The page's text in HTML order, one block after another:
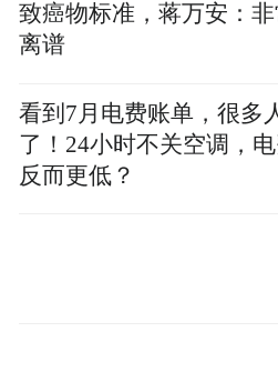
午餐后，国际友人走进
环抱、宫观错落间了解
中华传统文化的博大精
致癌物标准，蒋万安：非
离谱
看到7月电费账单，很多
了！24小时不关空调，
反而更低？